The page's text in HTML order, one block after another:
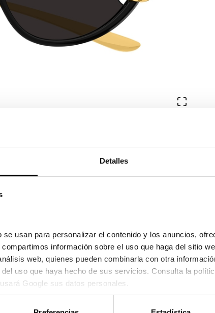
Detalles
usan para personalizar el contenido y los anuncios,
información sobre el uso que haga del sitio
web, quienes pueden combinarla con otra
Google sus datos personales.
Ver
y el 27/08/2026 391,05€
Bottega Veneta
BOTTEGA VENETA BV 1358
300,30€ 290,30€